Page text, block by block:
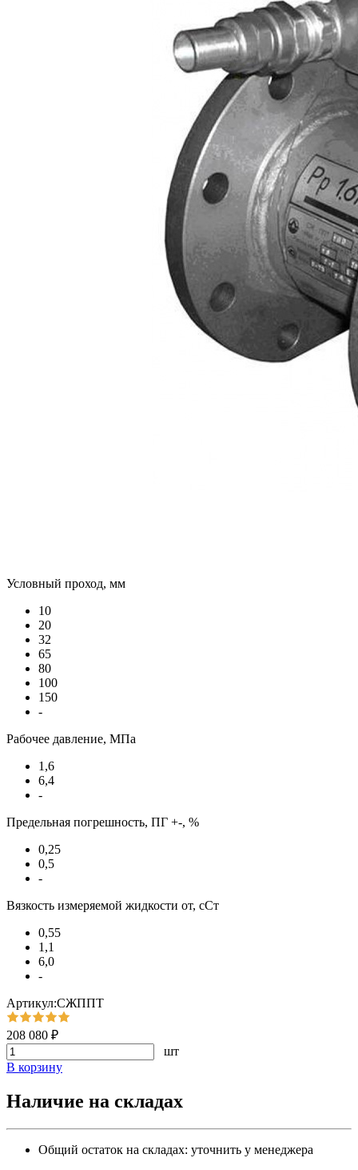
Условный проход, мм
10
20
32
65
80
100
150
-
Рабочее давление, МПа
1,6
6,4
-
Предельная погрешность, ПГ +-, %
0,25
0,5
-
Вязкость измеряемой жидкости от, сСт
0,55
1,1
6,0
-
Артикул:СЖППТ
208 080 ₽
шт
В корзину
Наличие на складах
Общий остаток на складах: уточнить у менеджера